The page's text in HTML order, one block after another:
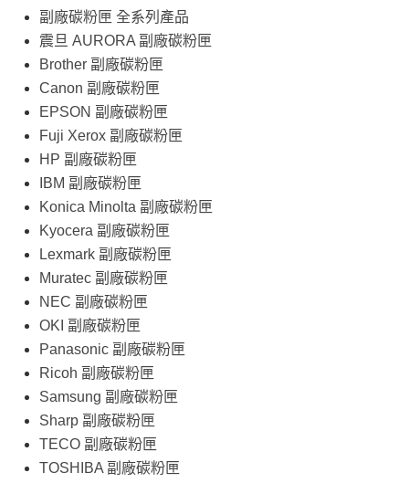
副廠碳粉匣 全系列產品
震旦 AURORA 副廠碳粉匣
Brother 副廠碳粉匣
Canon 副廠碳粉匣
EPSON 副廠碳粉匣
Fuji Xerox 副廠碳粉匣
HP 副廠碳粉匣
IBM 副廠碳粉匣
Konica Minolta 副廠碳粉匣
Kyocera 副廠碳粉匣
Lexmark 副廠碳粉匣
Muratec 副廠碳粉匣
NEC 副廠碳粉匣
OKI 副廠碳粉匣
Panasonic 副廠碳粉匣
Ricoh 副廠碳粉匣
Samsung 副廠碳粉匣
Sharp 副廠碳粉匣
TECO 副廠碳粉匣
TOSHIBA 副廠碳粉匣